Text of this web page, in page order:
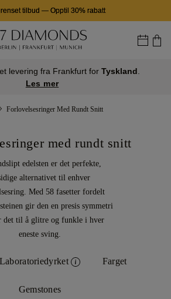
tilbud — Opptil 30% rabatt
levering fra Frankfurt for Tyskland
Les mer
Forlovelsesringer Med Rundt Snitt
med rundt snitt
edelsten er det perfekte,
alternativet til enhver
Med 58 fasetter fordelt
gir den en presis symmetri
det til å glitre og funkle i hver
eneste sving.
Laboratoriedyrket Farget
Gemstones